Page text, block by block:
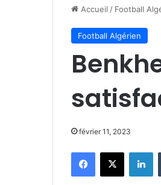
Accueil / Football
Football Algérien
février 11, 2023
Facebook
X